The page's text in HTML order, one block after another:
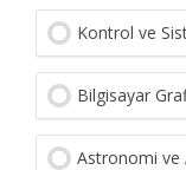
Kontrol ve
Bilgisayar
Astronomi ve